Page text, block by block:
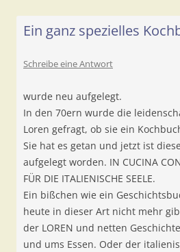
Ein ganz spezielles
Schreibe eine Antwort
wurde neu aufgelegt.
In den 70ern wurde die
Loren gefragt, ob sie ein
Sie hat es getan und jetzt ist
aufgelegt worden. IN CUCINA
FÜR DIE ITALIENISCHE SEELE.
Ein bißchen wie ein
heute in dieser Art nicht mehr
der LOREN und netten
und ums Essen. Oder der